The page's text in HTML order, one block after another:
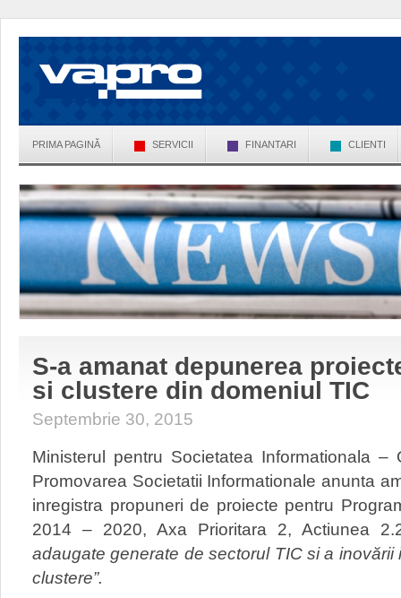
PRIMA PAGINĂ SERVICII FINANTARI CLIENTI
S-a amanat depunerea
si clustere din domeniul TIC
Septembrie 30, 2015
Ministerul pentru Societatea Informationala –
Promovarea Societatii Informationale anunta
inregistra propuneri de proiecte pentru
2014 – 2020, Axa Prioritara 2, Actiunea
adaugate generate de sectorul TIC si a
clustere”.